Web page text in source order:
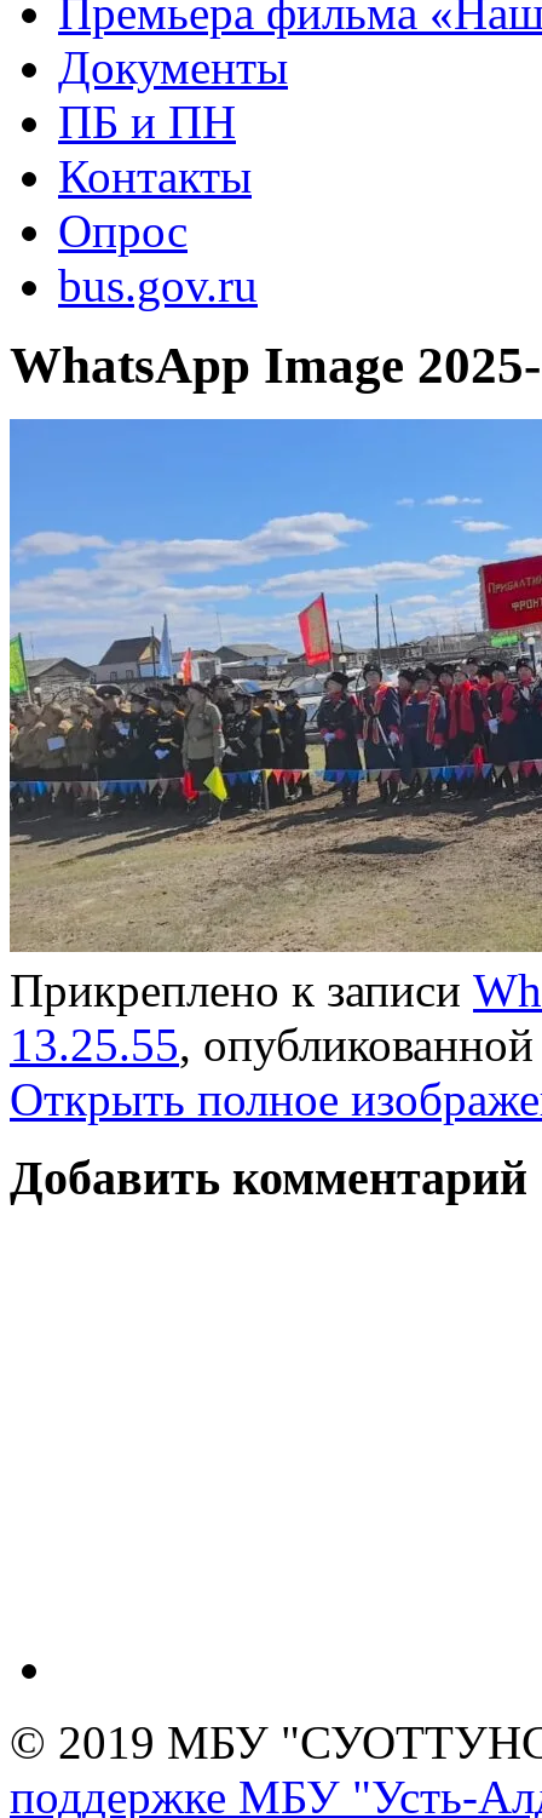
Премьера фильма
Документы
ПБ и ПН
Контакты
Опрос
bus.gov.ru
WhatsApp Image
Прикреплено к записи
13.25.55,
Открыть полное
Добавить комментарий
© 2019 МБУ
поддержке МБУ "Усть-